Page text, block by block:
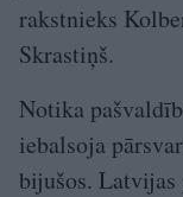
rakstnieks
Skrastiņš.
Notika
iebalsoja
bijušos.